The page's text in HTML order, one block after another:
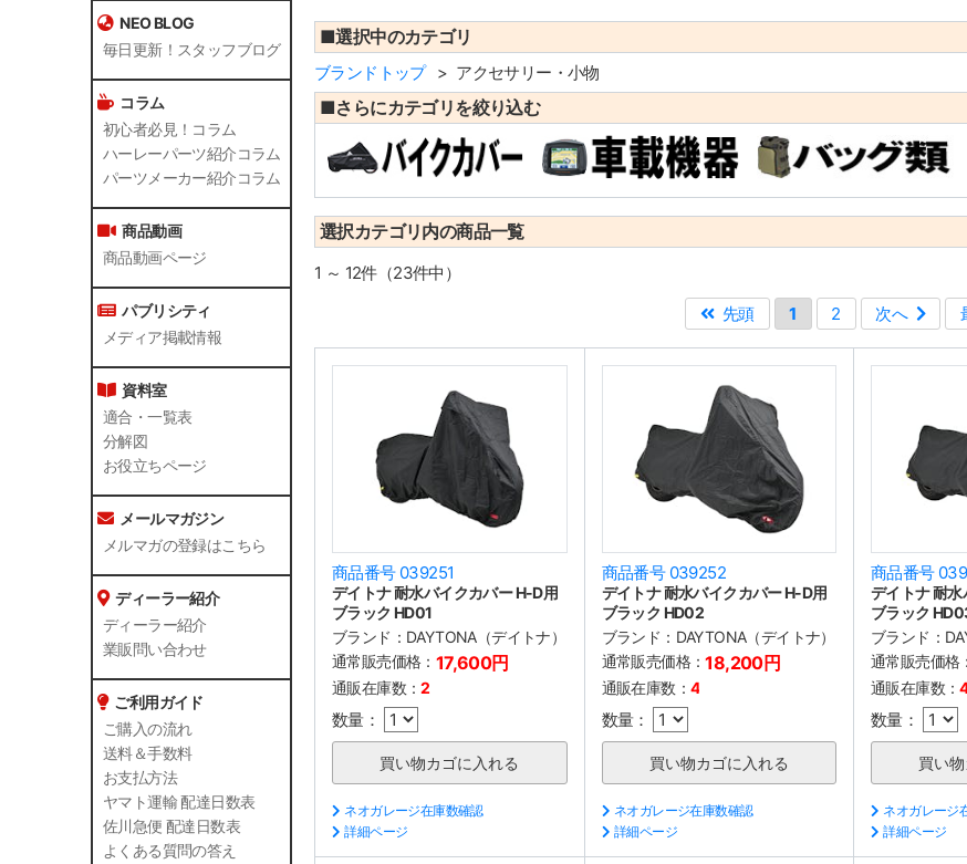
NEO BLOG
毎日更新！スタッフブログ
コラム
初心者必見！コラム
ハーレーパーツ紹介コラム
パーツメーカー紹介コラム
商品動画
商品動画ページ
パブリシティ
メディア掲載情報
資料室
適合・一覧表
分解図
お役立ちページ
メールマガジン
メルマガの登録はこちら
ディーラー紹介
ディーラー紹介
業販問い合わせ
ご利用ガイド
ご購入の流れ
送料＆手数料
お支払方法
ヤマト運輸 配達日数表
佐川急便 配達日数表
よくある質問の答え
■選択中のカテゴリ
ブランドトップ アクセサリー・小物
■さらにカテゴリを絞り込む
選択カテゴリ内の商品一覧
1 ～ 12件（23件中）
先頭
1 2 次へ
商品番号 039251
デイトナ 耐水バイクカバー H-D用
ブラック HD01
ブランド： DAYTONA（デイトナ）
通常販売価格： 17,600円
通販在庫数：2
数量：
ネオガレージ在庫数確認
詳細ページ
商品番号 039252
デイトナ 耐水バイクカバー H-D用
ブラック HD02
ブランド： DAYTONA（デイトナ）
通常販売価格：18,200円
通販在庫数： 4
数量：
ネオガレージ在庫数確認
詳細ページ
商品番号
デイトナ 耐
ブラック
ブランド：
通常販売価格：
通販在庫数：
数量：
ネオガレージ
詳細ページ